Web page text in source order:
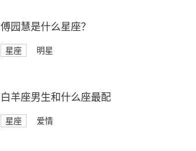
傅园慧是什么星座？
星座 明星
白羊座男生和什么座最配
星座 爱情